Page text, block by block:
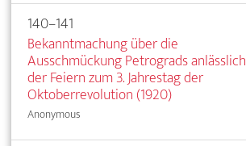
140–141
Bekanntmachung über die
Ausschmückung Petrograds anlässlich
der Feiern zum 3. Jahrestag der
Oktoberrevolution (1920)
Anonymous